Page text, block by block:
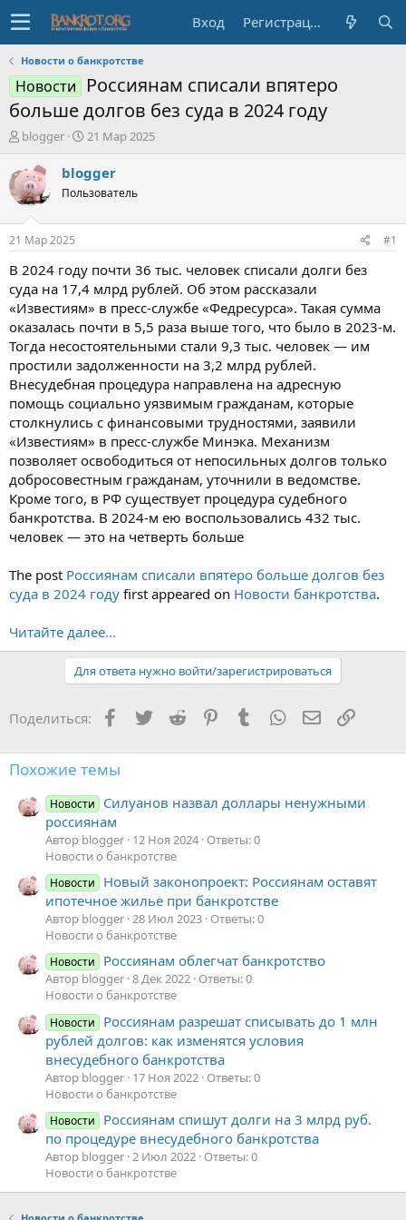
Вход Регистрация
Новости о банкротстве
Новости
Россиянам списали впятеро
больше долгов без суда в 2024 году
А
т
о
р
е
м
ы
blogger
Д
т
а
н
л
а
21 Мар 2025
blogger
Пользователь
21 Мар 2025 #1
В 2024 году почти 36 тыс. человек списали долги без
суда на 17,4 млрд рублей. Об этом рассказали
«Известиям» в пресс-службе «Федресурса». Такая сумма
оказалась почти в 5,5 раза выше того, что было в 2023-м.
Тогда несостоятельными стали 9,3 тыс. человек — им
простили задолженности на 3,2 млрд рублей.
Внесудебная процедура направлена на адресную
помощь социально уязвимым гражданам, которые
столкнулись с финансовыми трудностями, заявили
«Известиям» в пресс-службе Минэка. Механизм
позволяет освободиться от непосильных долгов только
добросовестным гражданам, уточнили в ведомстве.
Кроме того, в РФ существует процедура судебного
банкротства. В 2024-м ею воспользовались 432 тыс.
человек — это на четверть больше
The post Россиянам списали впятеро больше долгов без
суда в 2024 году first appeared on Новости банкротства.
Читайте далее...
Для ответа нужно войти/зарегистрироваться
Поделиться: Facebook
TwitterReddit PinterestTumblr WhatsApp Ссылка
Похожие темы
Новости
Силуанов назвал доллары ненужными
россиянам
Автор blogger 12 Ноя 2024 Ответы: 0
Новости о банкротстве
Новости
Новый законопроект: Россиянам оставят
ипотечное жилье при банкротстве
Автор blogger 28 Июл 2023 Ответы: 0
Новости о банкротстве
Новости Россиянам облегчат банкротство
Автор blogger 8 Дек 2022 Ответы: 0
Новости о банкротстве
Новости
Россиянам разрешат списывать до 1 млн
рублей долгов: как изменятся условия
внесудебного банкротства
Автор blogger 17 Ноя 2022 Ответы: 0
Новости о банкротстве
Новости
Россиянам спишут долги на 3 млрд руб.
по процедуре внесудебного банкротства
Автор blogger 2 Июл 2022 Ответы: 0
Новости о банкротстве